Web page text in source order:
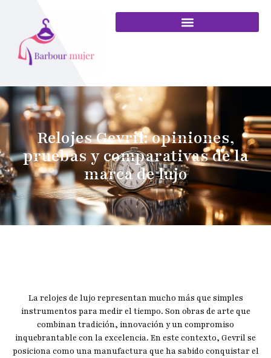
Relojes Gevril: opiniones,
pruebas y comparativas de la
marca de lujo
La relojes de lujo representan mucho más que simples
instrumentos para medir el tiempo. Son obras de arte que
combinan tradición, innovación y un compromiso
inquebrantable con la excelencia. En este contexto, Gevril se
posiciona como una manufactura que ha sabido conquistar el